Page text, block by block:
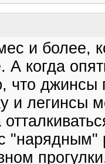
и более,
А когда
джинсы
и легинсы
"нарядным"